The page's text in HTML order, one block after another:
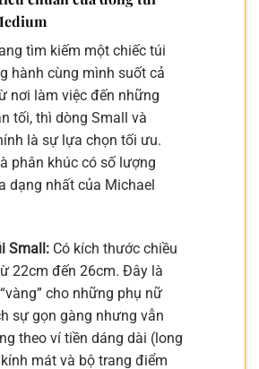
tìm kiếm một chiếc túi
hành cùng mình suốt cả
nơi làm việc đến những
tối, thì dòng Small và
là sự lựa chọn tối ưu.
phân khúc có số lượng
dạng nhất của Michael
Small:Có kích thước chiều
22cm đến 26cm. Đây là
cho những phụ nữ
sự gọn gàng nhưng vẫn
theo ví tiền dáng dài (long
mát và bộ trang điểm